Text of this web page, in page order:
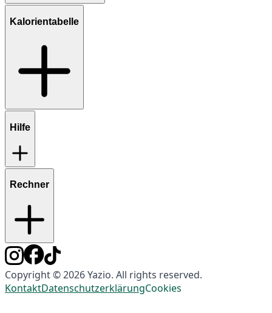
Kalorientabelle
Hilfe
Rechner
Copyright © 2026 Yazio. All rights reserved.
KontaktDatenschutzerklärungCookies